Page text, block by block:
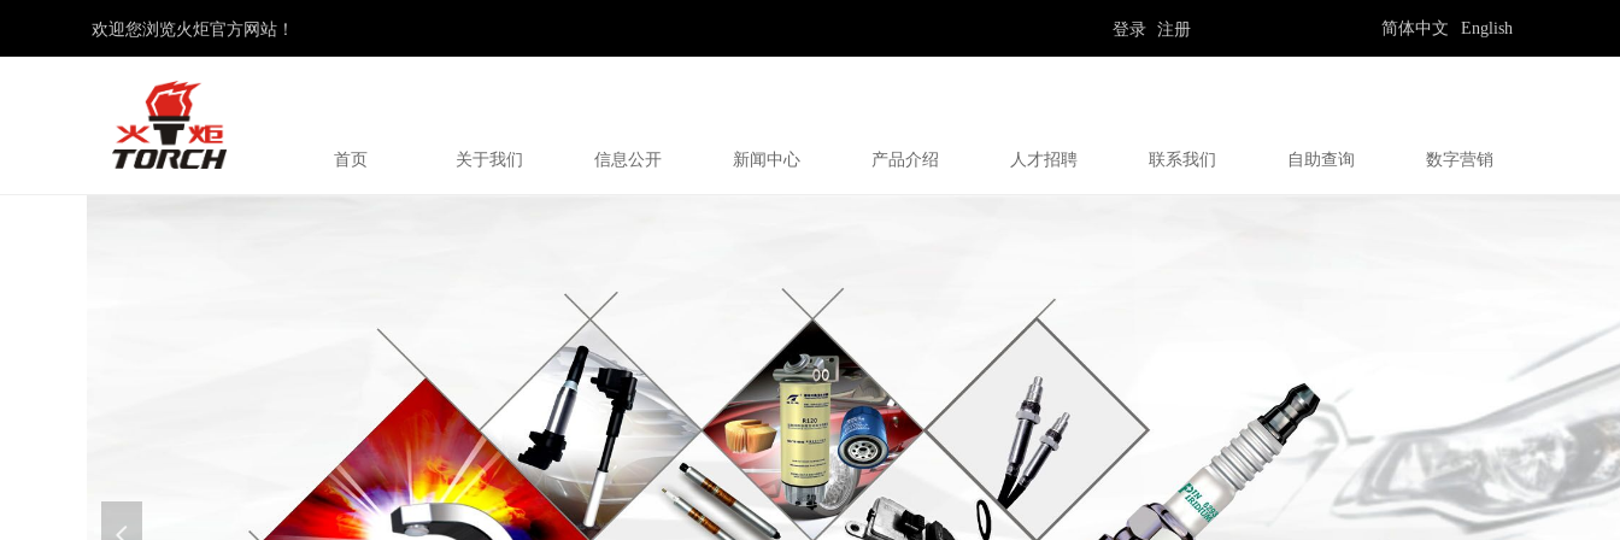
首页 关于我们 信息公开 新闻中心 产品介绍 人才招聘 联系我们 自助查询 数字营销
欢迎您浏览火炬官方网站！ 简体中文 English
登录 注册
넳